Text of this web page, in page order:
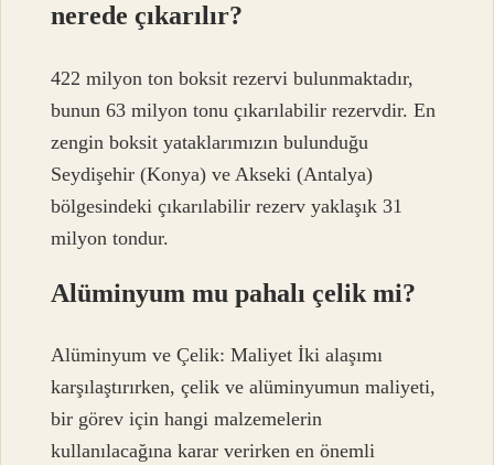
nerede çıkarılır?
422 milyon ton boksit rezervi bulunmaktadır,
bunun 63 milyon tonu çıkarılabilir rezervdir. En
zengin boksit yataklarımızın bulunduğu
Seydişehir (Konya) ve Akseki (Antalya)
bölgesindeki çıkarılabilir rezerv yaklaşık 31
milyon tondur.
Alüminyum mu pahalı çelik mi?
Alüminyum ve Çelik: Maliyet İki alaşımı
karşılaştırırken, çelik ve alüminyumun maliyeti,
bir görev için hangi malzemelerin
kullanılacağına karar verirken en önemli